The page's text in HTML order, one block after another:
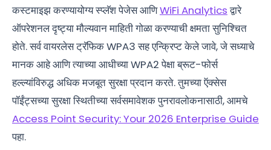
कस्टमाइझ करण्यायोग्य स्प्लॅश पेजेस आणिWiFi Analyticsद्वारे
ऑपरेशनल दृष्ट्या मौल्यवान माहिती गोळा करण्याची क्षमता सुनिश्चित
होते. सर्व वायरलेस ट्रॅफिक WPA3 सह एन्क्रिप्ट केले जावे, जे सध्याचे
मानक आहे आणि त्याच्या आधीच्या WPA2 पेक्षा ब्रूट-फोर्स
हल्ल्यांविरुद्ध अधिक मजबूत सुरक्षा प्रदान करते. तुमच्या ऍक्सेस
पॉईंट्सच्या सुरक्षा स्थितीच्या सर्वसमावेशक पुनरावलोकनासाठी, आमचे
Access Point Security: Your 2026 Enterprise Guide
पहा.